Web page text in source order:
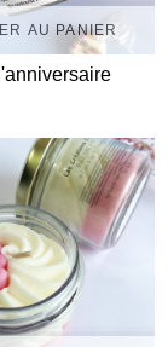
AU PANIER